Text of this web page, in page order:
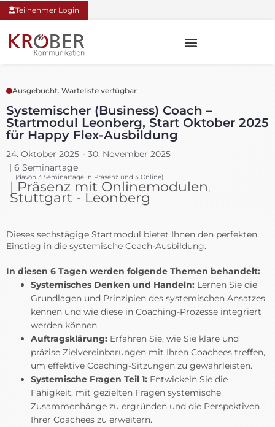
Teilnehmer Login
Ausgebucht. Warteliste verfügbar
Systemischer (Business) Coach –
Startmodul Leonberg, Start Oktober 2025
für Happy Flex-Ausbildung
24. Oktober 2025 - 30. November 2025
| 6 Seminartage
(davon 3 Seminartage in Präsenz und 3 Online)
| Präsenz mit Onlinemodulen,
Stuttgart - Leonberg
Dieses sechstägige Startmodul bietet Ihnen den perfekten
Einstieg in die systemische Coach-Ausbildung.
In diesen 6 Tagen werden folgende Themen behandelt:
Systemisches Denken und Handeln: Lernen Sie die
Grundlagen und Prinzipien des systemischen Ansatzes
kennen und wie diese in Coaching-Prozesse integriert
werden können.
Auftragsklärung: Erfahren Sie, wie Sie klare und
präzise Zielvereinbarungen mit Ihren Coachees treffen,
um effektive Coaching-Sitzungen zu gewährleisten.
Systemische Fragen Teil 1: Entwickeln Sie die
Fähigkeit, mit gezielten Fragen systemische
Zusammenhänge zu ergründen und die Perspektiven
Ihrer Coachees zu erweitern.